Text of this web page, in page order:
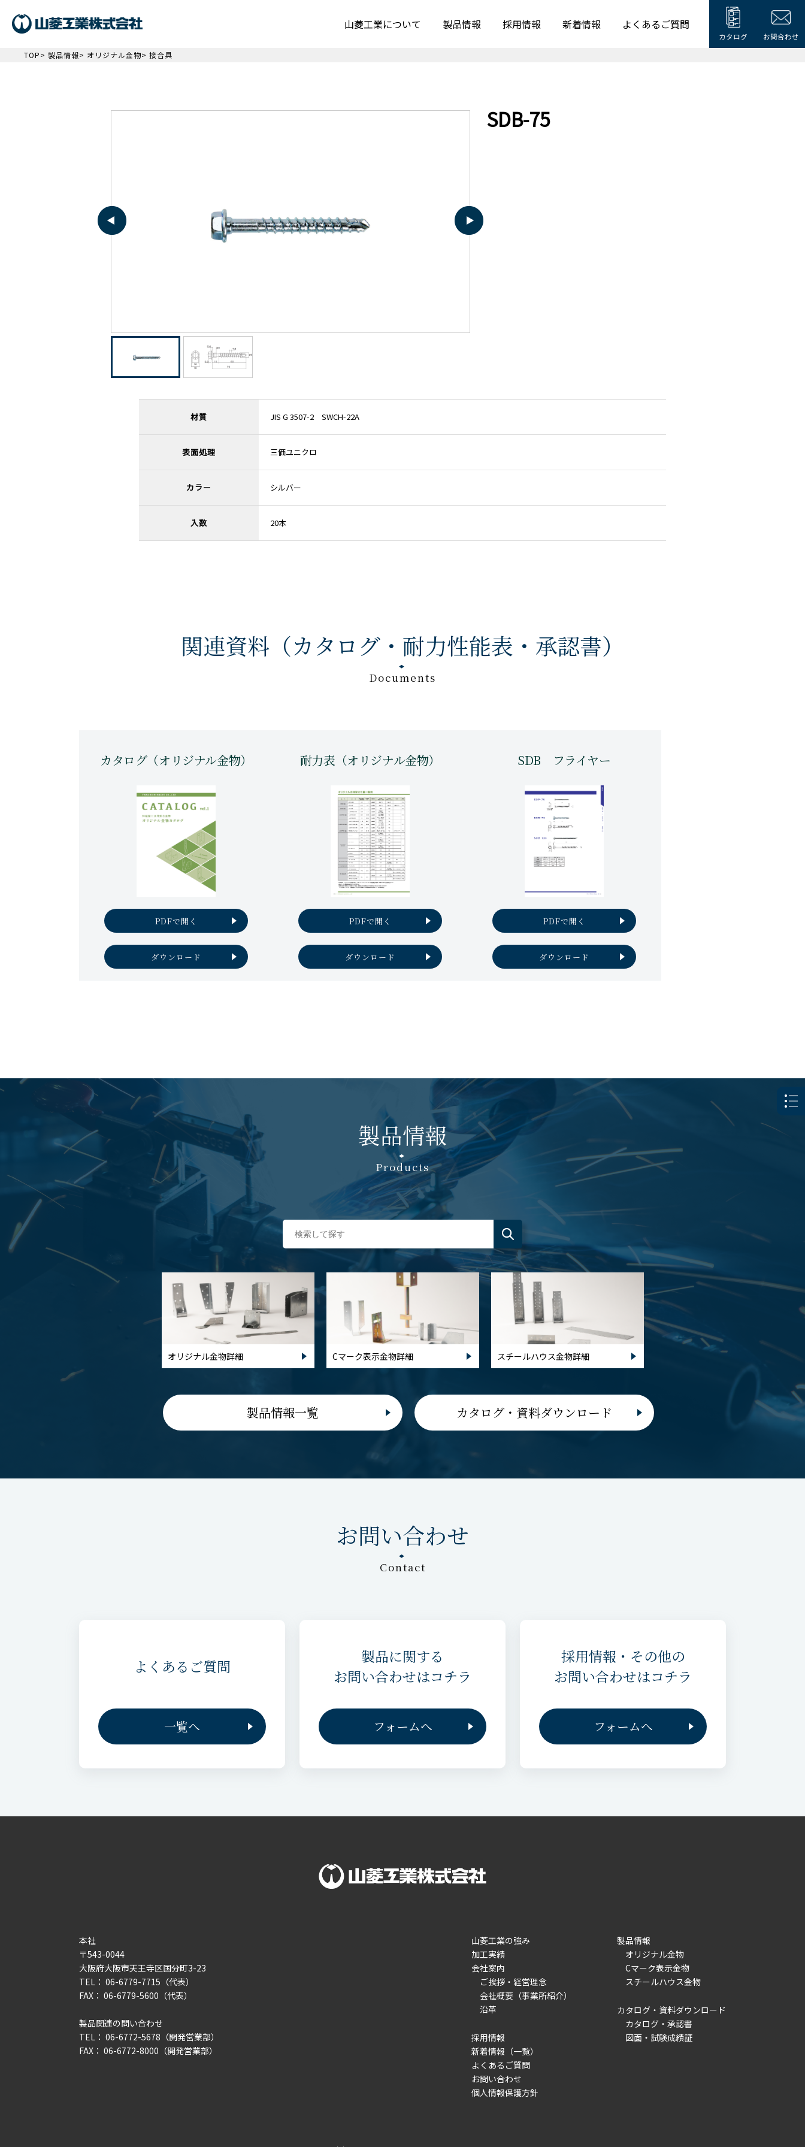
山菱工業について 製品情報 採用情報 新着情報 よくあるご質問
カタログ お問合わせ
TOP> 製品情報> オリジナル金物> 接合具
SDB-75
材質 JIS G 3507-2 SWCH-22A
表面処理 三価ユニクロ
カラー シルバー
入数 20本
関連資料（カタログ・耐力性能表・承認書）
Documents
カタログ（オリジナル金物）
PDFで開く
ダウンロード
耐力表（オリジナル金物）
PDFで開く
ダウンロード
SDB フライヤー
PDFで開く
ダウンロード
製品情報
Products
オリジナル金物詳細 Cマーク表示金物詳細 スチールハウス金物詳細
製品情報一覧 カタログ・資料ダウンロード
お問い合わせ
Contact
よくあるご質問
一覧へ
製品に関する
お問い合わせはコチラ
フォームへ
採用情報・その他の
お問い合わせはコチラ
フォームへ
本社
〒543-0044
大阪府大阪市天王寺区国分町3-23
TEL： 06-6779-7715（代表）
FAX： 06-6779-5600（代表）
製品関連の問い合わせ
TEL： 06-6772-5678（開発営業部）
FAX： 06-6772-8000（開発営業部）
山菱工業の強み
加工実績
会社案内
ご挨拶・経営理念
会社概要（事業所紹介）
沿革
採用情報
新着情報（一覧）
よくあるご質問
お問い合わせ
個人情報保護方針
製品情報
オリジナル金物
Cマーク表示金物
スチールハウス金物
カタログ・資料ダウンロード
カタログ・承認書
図面・試験成績証